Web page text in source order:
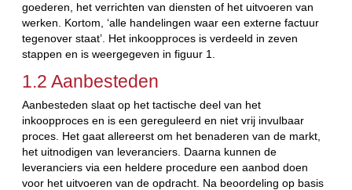
goederen, het verrichten van diensten of het uitvoeren van
werken. Kortom, ‘alle handelingen waar een externe factuur
tegenover staat’. Het inkoopproces is verdeeld in zeven
stappen en is weergegeven in figuur 1.
1.2 Aanbesteden
Aanbesteden slaat op het tactische deel van het
inkoopproces en is een gereguleerd en niet vrij invulbaar
proces. Het gaat allereerst om het benaderen van de markt,
het uitnodigen van leveranciers. Daarna kunnen de
leveranciers via een heldere procedure een aanbod doen
voor het uitvoeren van de opdracht. Na beoordeling op basis